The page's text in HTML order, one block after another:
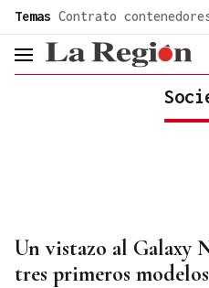
Temas Contrato
header.menu.open
Un vistazo al Galaxy
tres primeros modelos